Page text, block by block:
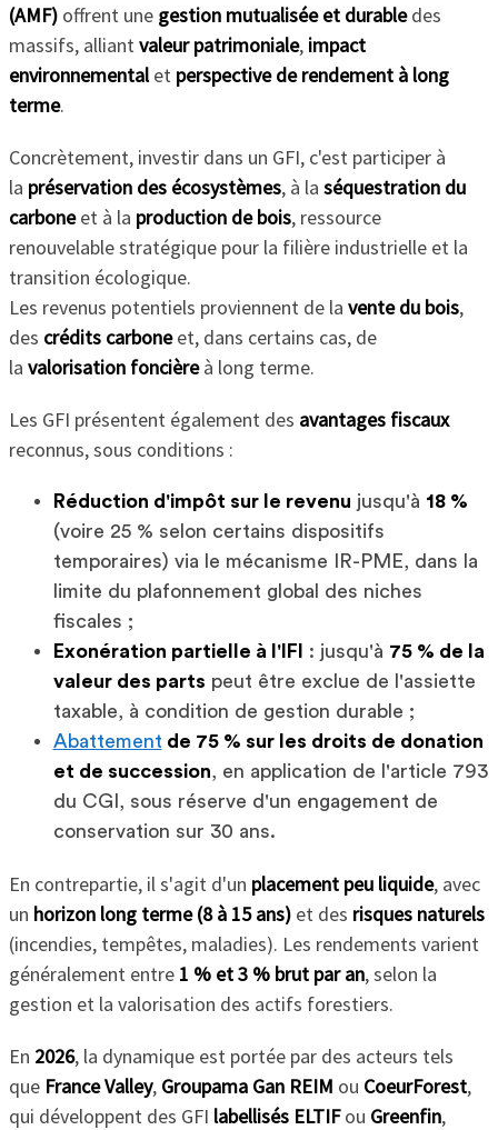
(AMF)offrent une gestion mutualisée et durabledes
massifs, alliantvaleur patrimoniale, impact
environnementalet perspective de rendement à long
terme.
Concrètement, investir dans un GFI, c'est participer à
la préservation des écosystèmes, à la séquestration du
carboneet à la production de bois, ressource
renouvelable stratégique pour la filière industrielle et la
transition écologique.
Les revenus potentiels proviennent de la vente du bois,
des crédits carboneet, dans certains cas, de
la valorisation foncièreà long terme.
Les GFI présentent également des avantages fiscaux
reconnus, sous conditions :
Réduction d'impôt sur le revenu jusqu'à 18 %
(voire 25 % selon certains dispositifs
temporaires) via le mécanisme IR-PME, dans la
limite du plafonnement global des niches
fiscales ;
Exonération partielle à l'IFI
: jusqu'à 75 % de la
valeur des parts peut être exclue de l'assiette
taxable, à condition de gestion durable ;
Abattement de 75 % sur les droits de donation
et de succession, en application de l'article 793
du CGI, sous réserve d'un engagement de
conservation sur 30 ans.
En contrepartie, il s'agit d'un placement peu liquide, avec
un horizon long terme (8 à 15 ans)et des risques naturels
(incendies, tempêtes, maladies). Les rendements varient
généralement entre 1 % et 3 % brut par an, selon la
gestion et la valorisation des actifs forestiers.
En 2026, la dynamique est portée par des acteurs tels
que France Valley, Groupama Gan REIM ou CoeurForest,
qui développent des GFI labellisés ELTIFou Greenfin,